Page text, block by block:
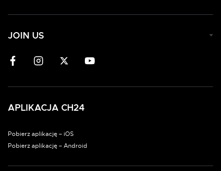
JOIN US
APLIKACJA CH24
Pobierz aplikację – iOS
Pobierz aplikację – Android